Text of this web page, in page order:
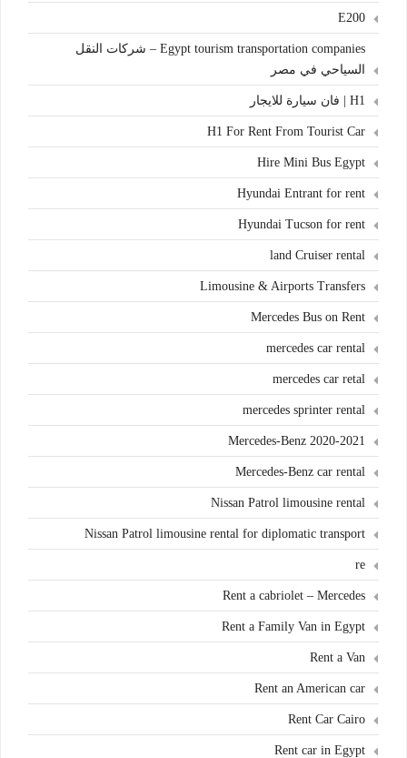
E200
Egypt tourism transportation companies – شركات النقل
السياحي في مصر
H1 | فان سيارة للايجار
H1 For Rent From Tourist Car
Hire Mini Bus Egypt
Hyundai Entrant for rent
Hyundai Tucson for rent
land Cruiser rental
Limousine & Airports Transfers
Mercedes Bus on Rent
mercedes car rental
mercedes car retal
mercedes sprinter rental
Mercedes-Benz 2020-2021
Mercedes-Benz car rental
Nissan Patrol limousine rental
Nissan Patrol limousine rental for diplomatic transport
re
Rent a cabriolet – Mercedes
Rent a Family Van in Egypt
Rent a Van
Rent an American car
Rent Car Cairo
Rent car in Egypt